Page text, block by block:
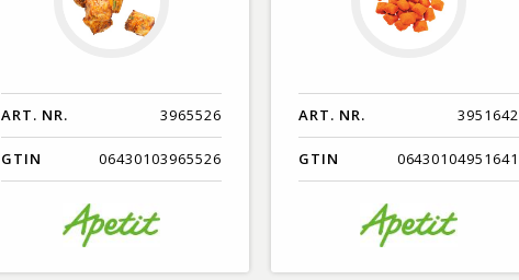
ART. NR. 3965526
GTIN 06430103965526
ART. NR. 3951642
GTIN 06430104951641